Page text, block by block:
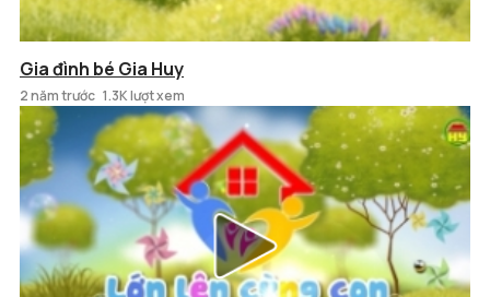
Gia đình bé Gia Huy
2 năm trước 1.3K lượt xem